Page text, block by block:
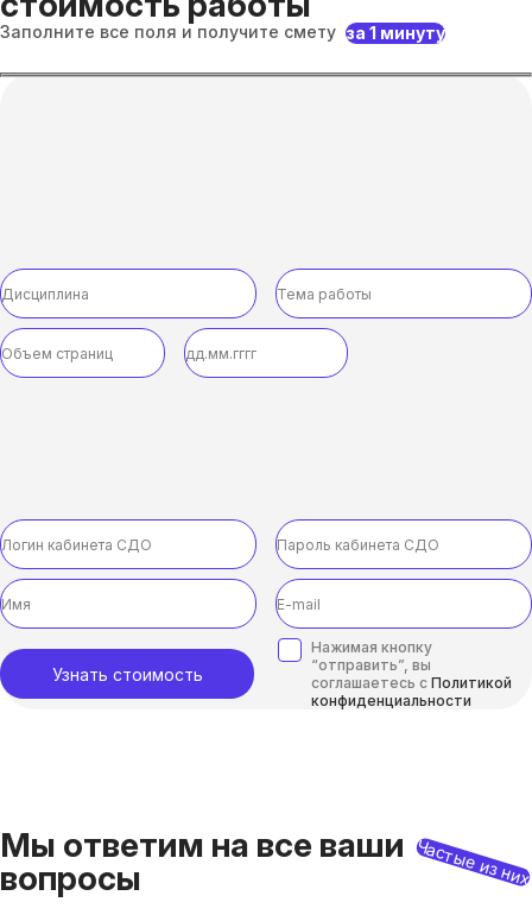
Заполните все поля и получите смету за 1 минуту
Узнать стоимость
Нажимая кнопку
“отправить”, вы
соглашаетесь с Политикой
конфиденциальности
Мы ответим на все ваши
вопросы
Частые из них